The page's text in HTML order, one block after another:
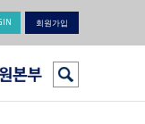
회원가입